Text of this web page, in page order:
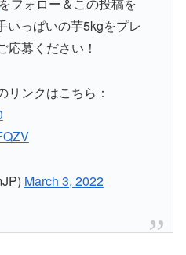
いっぱいの芋5kgをプレ
応募ください！
リンクはこちら：
March 3, 2022